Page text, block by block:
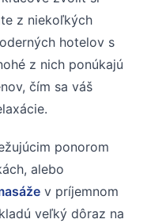
z niekoľkých
hotelov s
z nich ponúkajú
čím sa váš
ponorom
alebo
v príjemnom
veľký dôraz na